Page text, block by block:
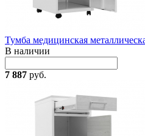
Тумба медицинская
В наличии
7 887 руб.